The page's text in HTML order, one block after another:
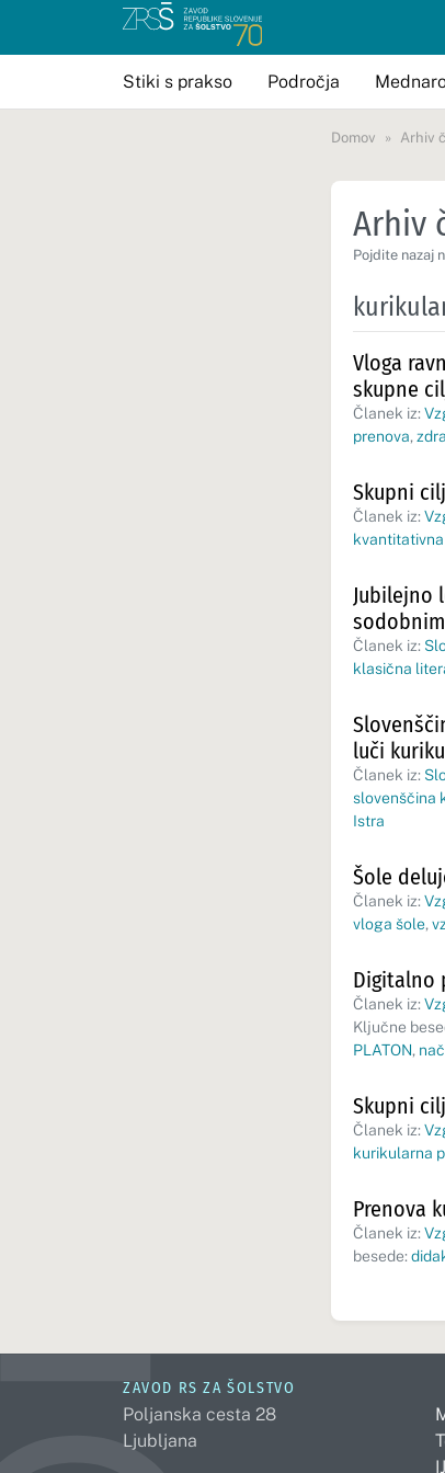
Stiki s prakso Področja
Domov Arhiv
Arhiv
Pojdite nazaj
Vloga
skupne
Članek iz:
prenova,
Skupni
Članek iz:
Jubilejno
Članek iz:
klasična
luči
Članek iz:
slovenščina
Istra
Šole
Članek iz:
vloga šole,
Digitalno
Članek iz:
Ključne
PLATON,
Skupni
Članek iz:
kurikularna
Prenova
Članek iz:
besede:
ZAVOD RS ZA ŠOLSTVO
Poljanska cesta 28
Ljubljana